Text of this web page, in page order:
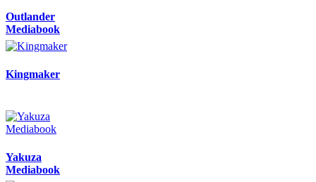
Outlander
Mediabook
Kingmaker
Yakuza
Mediabook